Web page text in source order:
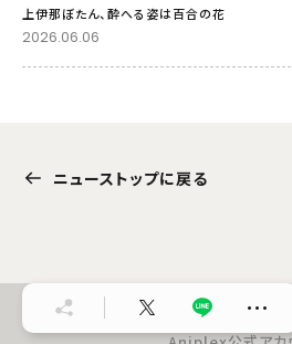
上伊那ぼたん、酔へる姿は百合の花
2026.06.06
ニューストップに戻る
…